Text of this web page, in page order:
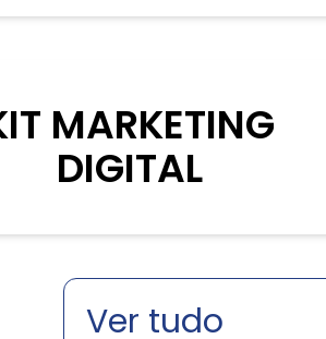
MARKETING
DIGITAL